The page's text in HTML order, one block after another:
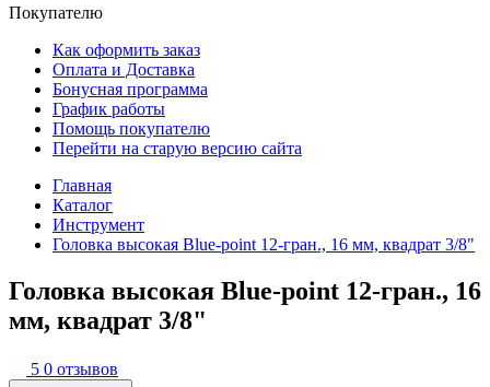
Покупателю
Как оформить заказ
Оплата и Доставка
Бонусная программа
График работы
Помощь покупателю
Перейти на старую версию сайта
Главная
Каталог
Инструмент
Головка высокая Blue-point 12-гран., 16 мм, квадрат 3/8"
Головка высокая Blue-point 12-гран., 16
мм, квадрат 3/8"
5 0 отзывов